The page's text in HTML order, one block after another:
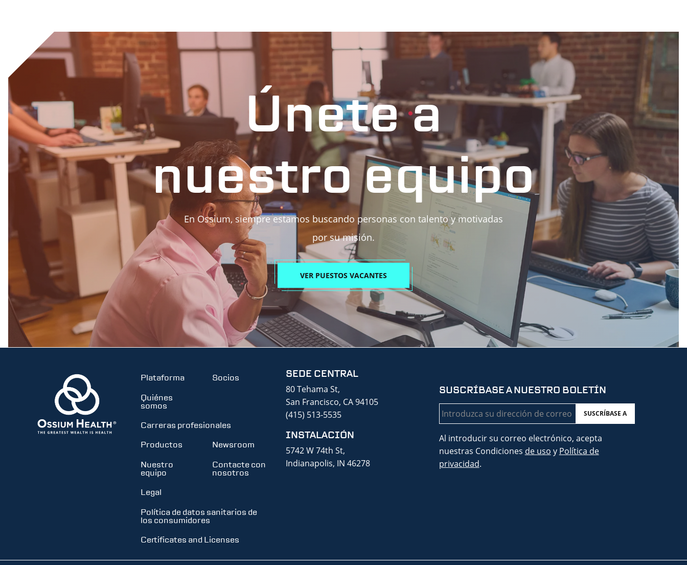
Únete a
nuestro equipo
En Ossium, siempre estamos buscando personas con talento y motivadas
por su misión.
VER PUESTOS VACANTES
Plataforma
Socios
Quiénes
somos
Carreras profesionales
Productos
Newsroom
Nuestro
equipo
Contacte con
nosotros
Legal
Política de datos sanitarios de
los consumidores
Certificates and Licenses
SEDE CENTRAL
80 Tehama St,
San Francisco, CA 94105
(415) 513-5535
INSTALACIÓN
5742 W 74th St,
Indianapolis, IN 46278
SUSCRÍBASE A NUESTRO BOLETÍN
Correo
electrónico
Al introducir su correo electrónico, acepta
nuestras Condiciones de uso y Política de
privacidad.